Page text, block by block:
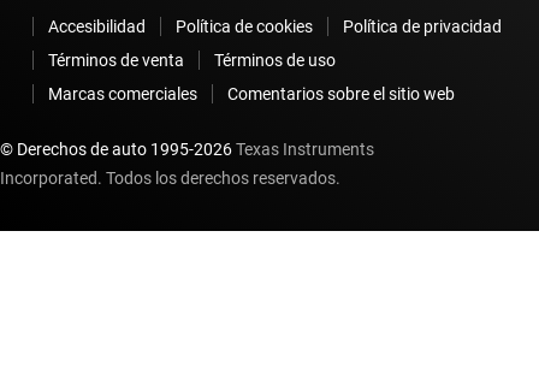
Accesibilidad Política de cookies
Política de privacidad
Términos de venta
Términos de uso
Marcas comerciales
Comentarios sobre el sitio web
© Derechos de auto 1995-2026Texas Instruments
Incorporated. Todos los derechos reservados.